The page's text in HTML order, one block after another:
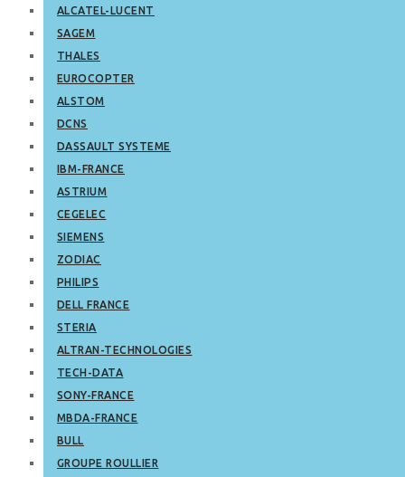
ALCATEL-LUCENT
SAGEM
THALES
EUROCOPTER
ALSTOM
DCNS
DASSAULT SYSTEME
IBM-FRANCE
ASTRIUM
CEGELEC
SIEMENS
ZODIAC
PHILIPS
DELL FRANCE
STERIA
ALTRAN-TECHNOLOGIES
TECH-DATA
SONY-FRANCE
MBDA-FRANCE
BULL
GROUPE ROULLIER